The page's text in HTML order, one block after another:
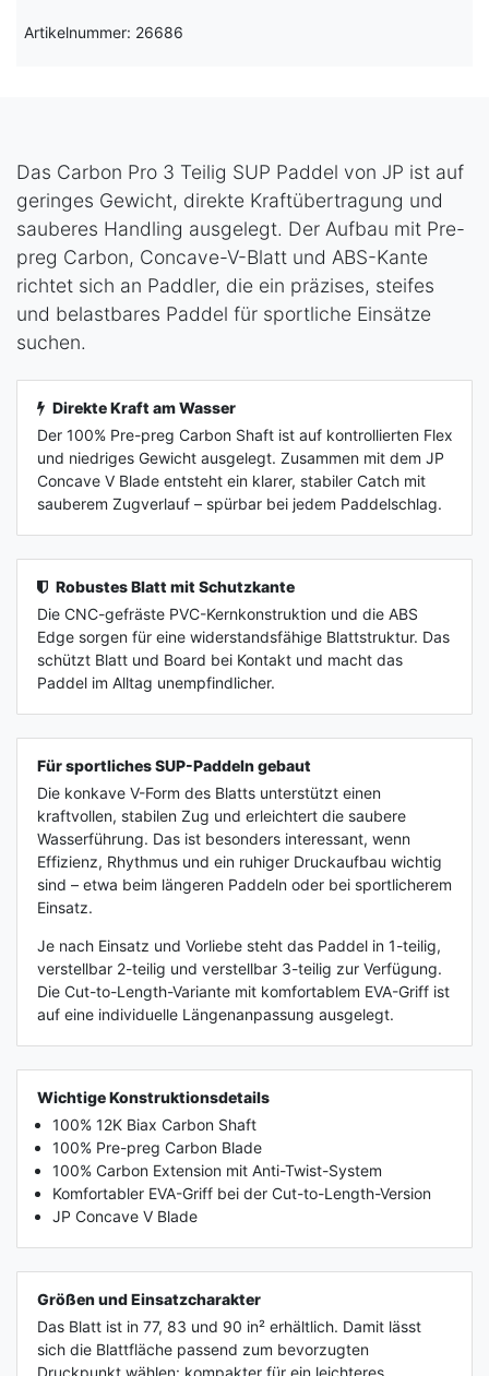
Artikelnummer: 26686
Das Carbon Pro 3 Teilig SUP Paddel von JP ist auf
geringes Gewicht, direkte Kraftübertragung und
sauberes Handling ausgelegt. Der Aufbau mit Pre-
preg Carbon, Concave-V-Blatt und ABS-Kante
richtet sich an Paddler, die ein präzises, steifes
und belastbares Paddel für sportliche Einsätze
suchen.
Direkte Kraft am Wasser
Der 100% Pre-preg Carbon Shaft ist auf kontrollierten Flex
und niedriges Gewicht ausgelegt. Zusammen mit dem JP
Concave V Blade entsteht ein klarer, stabiler Catch mit
sauberem Zugverlauf – spürbar bei jedem Paddelschlag.
Robustes Blatt mit Schutzkante
Die CNC-gefräste PVC-Kernkonstruktion und die ABS
Edge sorgen für eine widerstandsfähige Blattstruktur. Das
schützt Blatt und Board bei Kontakt und macht das
Paddel im Alltag unempfindlicher.
Für sportliches SUP-Paddeln gebaut
Die konkave V-Form des Blatts unterstützt einen
kraftvollen, stabilen Zug und erleichtert die saubere
Wasserführung. Das ist besonders interessant, wenn
Effizienz, Rhythmus und ein ruhiger Druckaufbau wichtig
sind – etwa beim längeren Paddeln oder bei sportlicherem
Einsatz.
Je nach Einsatz und Vorliebe steht das Paddel in 1-teilig,
verstellbar 2-teilig und verstellbar 3-teilig zur Verfügung.
Die Cut-to-Length-Variante mit komfortablem EVA-Griff ist
auf eine individuelle Längenanpassung ausgelegt.
Wichtige Konstruktionsdetails
100% 12K Biax Carbon Shaft
100% Pre-preg Carbon Blade
100% Carbon Extension mit Anti-Twist-System
Komfortabler EVA-Griff bei der Cut-to-Length-Version
JP Concave V Blade
Größen und Einsatzcharakter
Das Blatt ist in 77, 83 und 90 in² erhältlich. Damit lässt
sich die Blattfläche passend zum bevorzugten